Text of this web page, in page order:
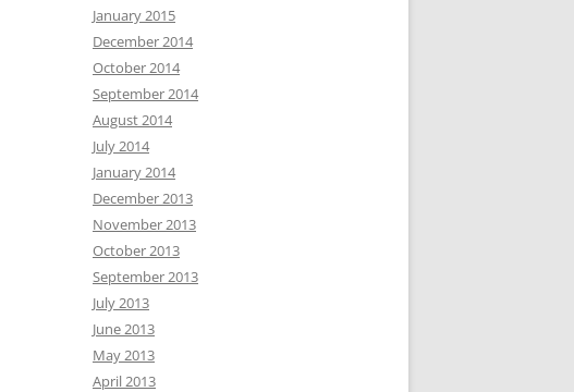
January 2015
December 2014
October 2014
September 2014
August 2014
July 2014
January 2014
December 2013
November 2013
October 2013
September 2013
July 2013
June 2013
May 2013
April 2013